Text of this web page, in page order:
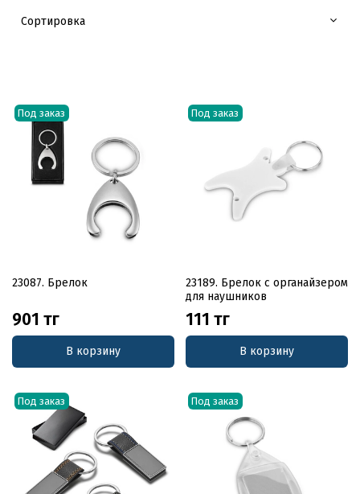
Под заказ
23087. Брелок
901 тг
В корзину
Под заказ
23189. Брелок с органайзером
для наушников
111 тг
В корзину
Под заказ Под заказ